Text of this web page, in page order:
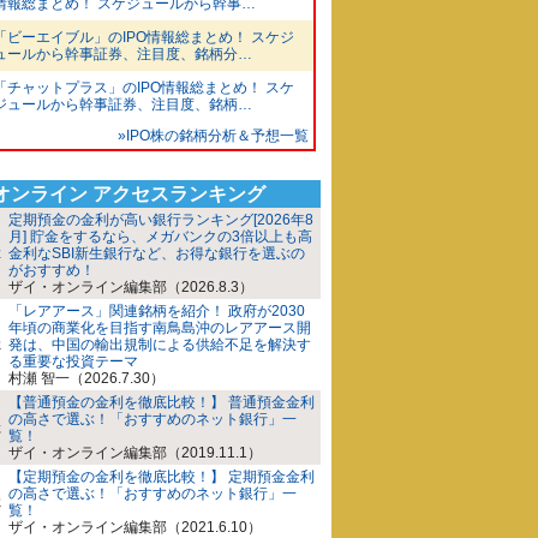
ビーエイブル」のIPO情報総まとめ！ スケジ
ールから幹事証券、注目度、銘柄分…
チャットプラス」のIPO情報総まとめ！ スケ
ュールから幹事証券、注目度、銘柄…
»IPO株の銘柄分析＆予想一覧
ンライン アクセスランキング
定期預金の金利が高い銀行ランキング[2026年8
月] 貯金をするなら、メガバンクの3倍以上も高
金利なSBI新生銀行など、お得な銀行を選ぶの
がおすすめ！
ザイ・オンライン編集部（2026.8.3）
「レアアース」関連銘柄を紹介！ 政府が2030
年頃の商業化を目指す南鳥島沖のレアアース開
発は、中国の輸出規制による供給不足を解決す
る重要な投資テーマ
村瀬 智一（2026.7.30）
【普通預金の金利を徹底比較！】 普通預金金利
の高さで選ぶ！「おすすめのネット銀行」一
覧！
ザイ・オンライン編集部（2019.11.1）
【定期預金の金利を徹底比較！】 定期預金金利
の高さで選ぶ！「おすすめのネット銀行」一
覧！
ザイ・オンライン編集部（2021.6.10）